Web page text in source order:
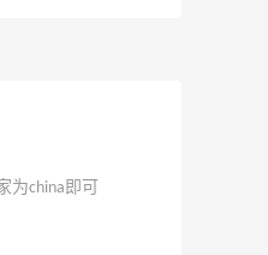
china即可